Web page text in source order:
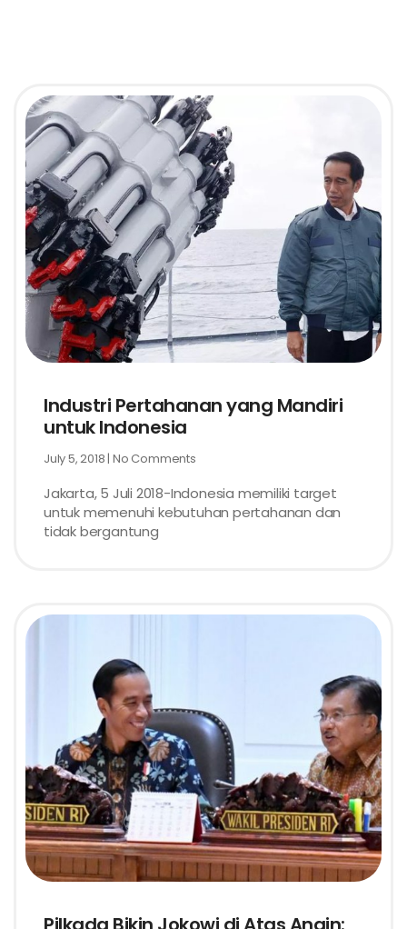
Industri Pertahanan yang Mandiri
untuk Indonesia
July 5, 2018 No Comments
Jakarta, 5 Juli 2018-Indonesia memiliki target
untuk memenuhi kebutuhan pertahanan dan
tidak bergantung